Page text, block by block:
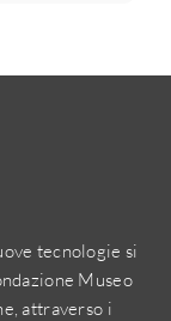
tecnologie si
Museo
attraverso i